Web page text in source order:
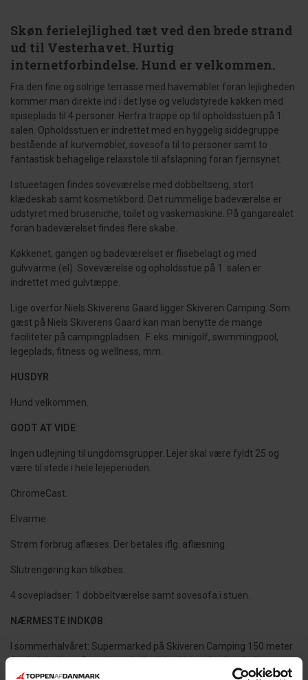
Skøn ferielejlighed tæt ved den brede strand
ud til Vesterhavet. Hurtig
internetforbindelse. Hund er velkommen.
Fra den fine og solrige terrasse med havemøbler foran lejligheden
kommer man direkte ind i det lyse og veludstyrede køkken med
spiseplads til 4 personer. Herfra trappe op til opholdsstuen på 1.
salen. Opholdsstuen er indrettet med en hyggelig siddegruppe
bestående af kurvemøbler, sovesofa til to personer samt to
fantastisk behagelige relaxstole til afslapning foran fjernsynet.
I stueetagen findes soveværelse med dobbeltseng, stort
klædeskab samt kosmetikbord. Det rummelige badeværelse er
udstyret med bruseniche, toilet og vaskemaskine. På gangarealet
foran badeværelset findes flere skabe.
Køkkenet, gangen og badeværelset er flisebelagt og med
gulvvarme (el). Soveværelse og opholdsstue på 1. salen er
indrettet med gulvtæppe.
Lige overfor Niels Skiverens Gaard ligger Skiveren Camping. Som
gæst på Niels Skiverens Gaard kan man benytte de mange
faciliteter på campingpladsen. F. eks. minigolf, swimmingpool,
legeplads, fitness og wellness, mm.
HUSDYR:
Hund velkommen.
GODT AT VIDE:
Ingen udlejning til ungdomsgrupper. Lejer skal være fyldt 25 og
være til stede i hele lejeperioden.
ChromeCast.
Elvarme.
Strøm forbrug aflæses. Der betales iflg. aflæsning.
Slutrengøring kan tilkøbes.
4 sovepladser: 1 dobbeltværelse samt sovesofa i stuen.
NÆRMESTE INDKØB:
I sommerhalvåret: Supermarked på Skiveren Camping 150 meter
fra ferieboligen. Derudover Aalbæk by 11 km. fra ferieboligen.